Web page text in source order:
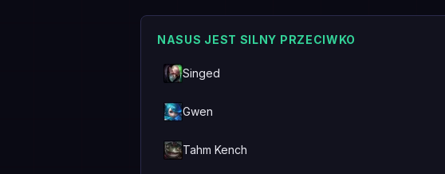
NASUS JEST SILNY PRZECIWKO
Singed
Gwen
Tahm Kench